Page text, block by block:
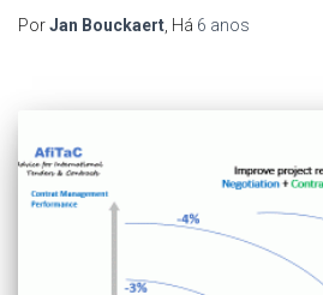
PorJan Bouckaert , Há 6 anos